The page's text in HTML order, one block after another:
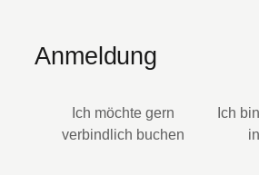
Anmeldung
Ich möchte gern
verbindlich buchen
Ich